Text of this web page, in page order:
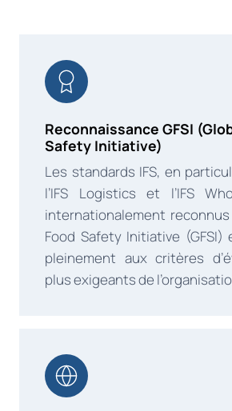
Reconnaissance GFSI
Safety Initiative)
Les standards IFS, en
l’IFS Logistics et l’IFS
internationalement
Food Safety Initiative
pleinement aux critères
plus exigeants de